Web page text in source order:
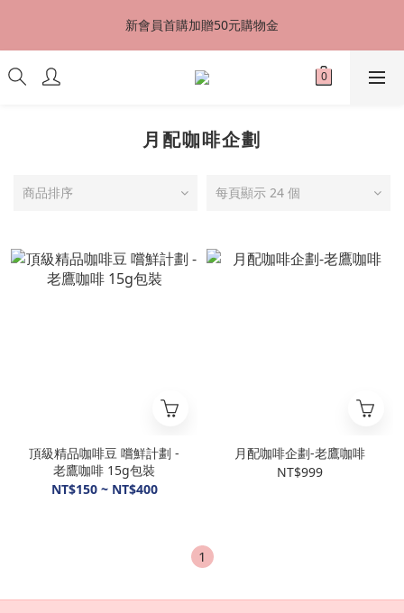
台灣地區全店滿千元免運費，立即加入VIP會員享9折優惠，最高享
8折優惠
新會員首購加贈50元購物金
台灣地區全店滿千元免運費，立即加入VIP會員享9折優惠，最高享
8折優惠
月配咖啡企劃
商品排序 每頁顯示 24 個
頂級精品咖啡豆 嚐鮮計劃 -
老鷹咖啡 15g包裝
NT$150 ~ NT$400
月配咖啡企劃-老鷹咖啡
NT$999
1